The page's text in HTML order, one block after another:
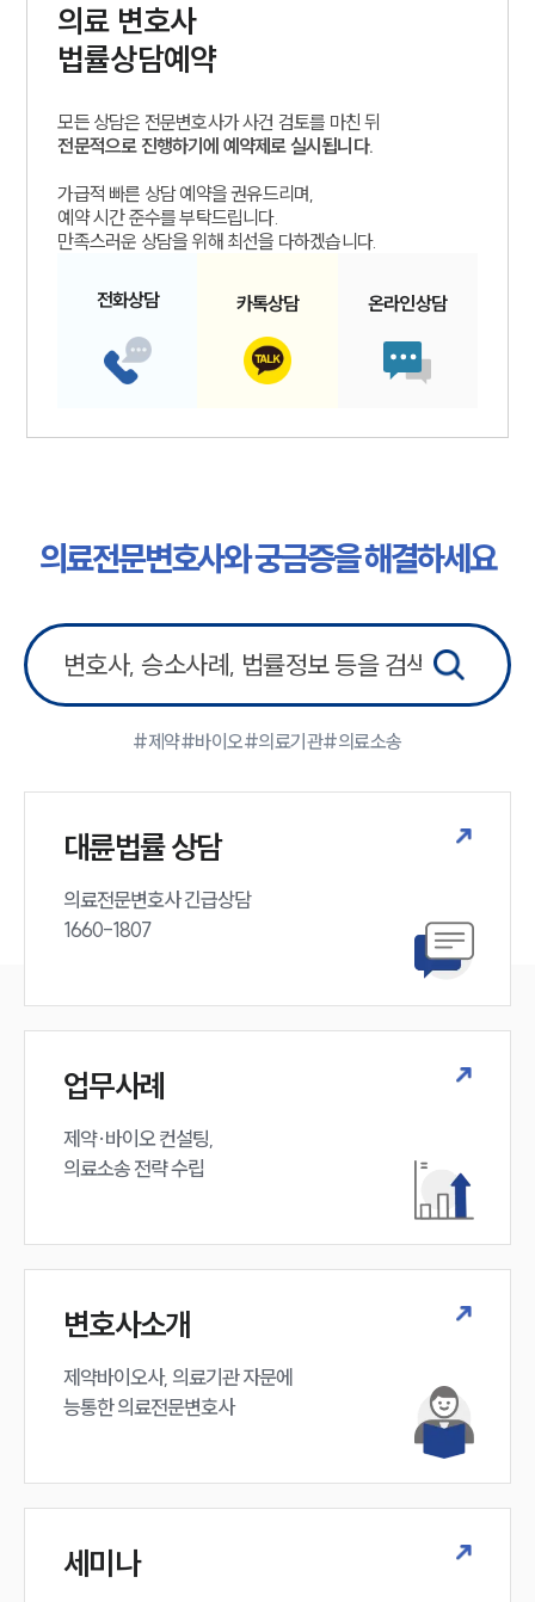
의료 변호사
법률상담예약
모든 상담은 전문변호사가 사건 검토를 마친 뒤
전문적으로 진행하기에 예약제로 실시됩니다.
가급적 빠른 상담 예약을 권유드리며,
예약 시간 준수를 부탁드립니다.
만족스러운 상담을 위해 최선을 다하겠습니다.
전화상담 카톡상담 온라인상담
의료전문변호사와 궁금증을 해결하세요
#제약#바이오#의료기관#의료소송
대륜법률 상담
의료전문변호사 긴급상담
1660-1807
업무사례
제약·바이오 컨설팅,
의료소송 전략 수립
변호사소개
제약바이오사, 의료기관 자문에
능통한 의료전문변호사
세미나